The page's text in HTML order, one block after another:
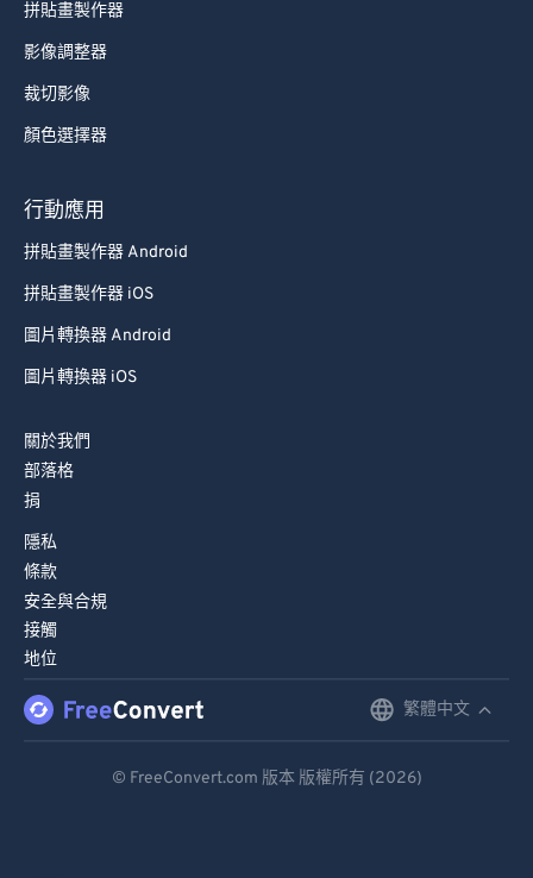
拼貼畫製作器
影像調整器
裁切影像
顏色選擇器
行動應用
拼貼畫製作器 Android
拼貼畫製作器 iOS
圖片轉換器 Android
圖片轉換器 iOS
關於我們
部落格
捐
隱私
條款
安全與合規
接觸
地位
繁體中文
© FreeConvert.com 版本 版權所有 (2026)